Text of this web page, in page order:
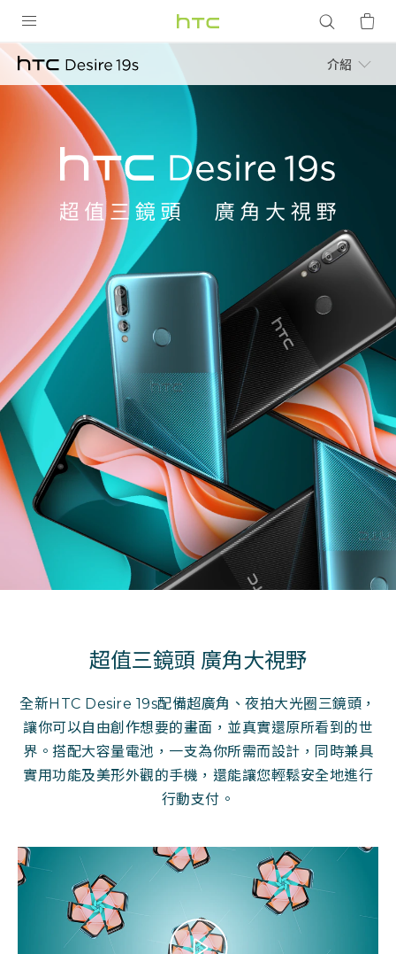
HTC
Desire
19s
HTC
產品
VIVE
G REIGNS
智慧型手機
焦點訊息
校園專案
企業採購
銷售門市
銷售通路
支援服務
VIVELAND
登入
介紹
19s
超值三鏡頭 廣角大視野
全新HTC Desire 19s配備超廣角、夜拍大光圈三鏡頭，
讓你可以自由創作想要的畫面，並真實還原所看到的世
界。搭配大容量電池，一支為你所需而設計，同時兼具
實用功能及美形外觀的手機，還能讓您輕鬆安全地進行
行動支付。